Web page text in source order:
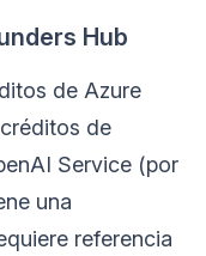
Hub
de Azure
de
Service (por
una
referencia